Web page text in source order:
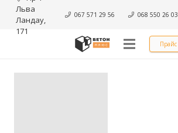
Льва
Ландау,
171
067 571 29 56 068 550 26 03
Прайс